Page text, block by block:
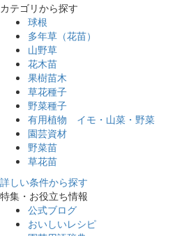
カテゴリから探す
球根
多年草（花苗）
山野草
花木苗
果樹苗木
草花種子
野菜種子
有用植物 イモ・山菜・野菜
園芸資材
野菜苗
草花苗
詳しい条件から探す
特集・お役立ち情報
公式ブログ
おいしいレシピ